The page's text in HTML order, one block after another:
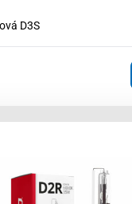
D3S